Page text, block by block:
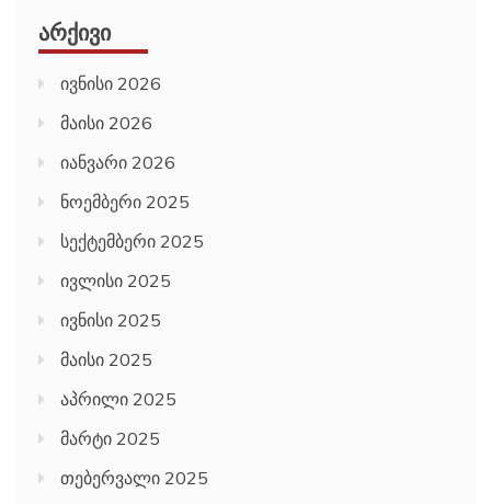
ᲐᲠᲥᲘᲕᲘ
ივნისი 2026
მაისი 2026
იანვარი 2026
ნოემბერი 2025
სექტემბერი 2025
ივლისი 2025
ივნისი 2025
მაისი 2025
აპრილი 2025
მარტი 2025
თებერვალი 2025